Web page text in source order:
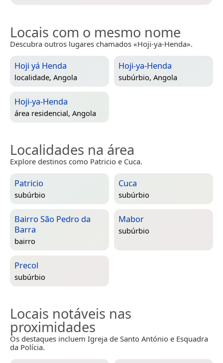
Locais com o mesmo nome
Descubra outros lugares chamados «Hoji-ya-Henda».
Hoji yá Henda
localidade, Angola
Hoji-ya-Henda
subúrbio, Angola
Hoji-ya-Henda
área residencial, Angola
Localidades na área
Explore destinos como Patricio e Cuca.
Patricio
subúrbio
Cuca
subúrbio
Bairro São Pedro da
Barra
bairro
Mabor
subúrbio
Precol
subúrbio
Locais notáveis nas
proximidades
Os destaques incluem Igreja de Santo António e Esquadra
da Polícia.